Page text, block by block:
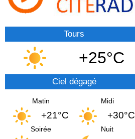
Tours
+25°C
Ciel dégagé
Matin
+21°C
Midi
+30°C
Soirée Nuit